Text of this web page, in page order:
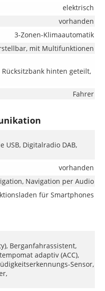
elektrisch
vorhanden
3-Zonen-Klimaautomatik
mit Multifunktionen
hinten geteilt,
Fahrer
USB, Digitalradio DAB,
vorhanden
Navigation per Audio
für Smartphones
Berganfahrassistent,
adaptiv (ACC),
Sensor,